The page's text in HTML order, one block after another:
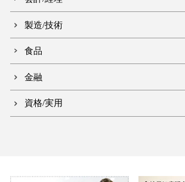
製造/技術
食品
金融
資格/実用